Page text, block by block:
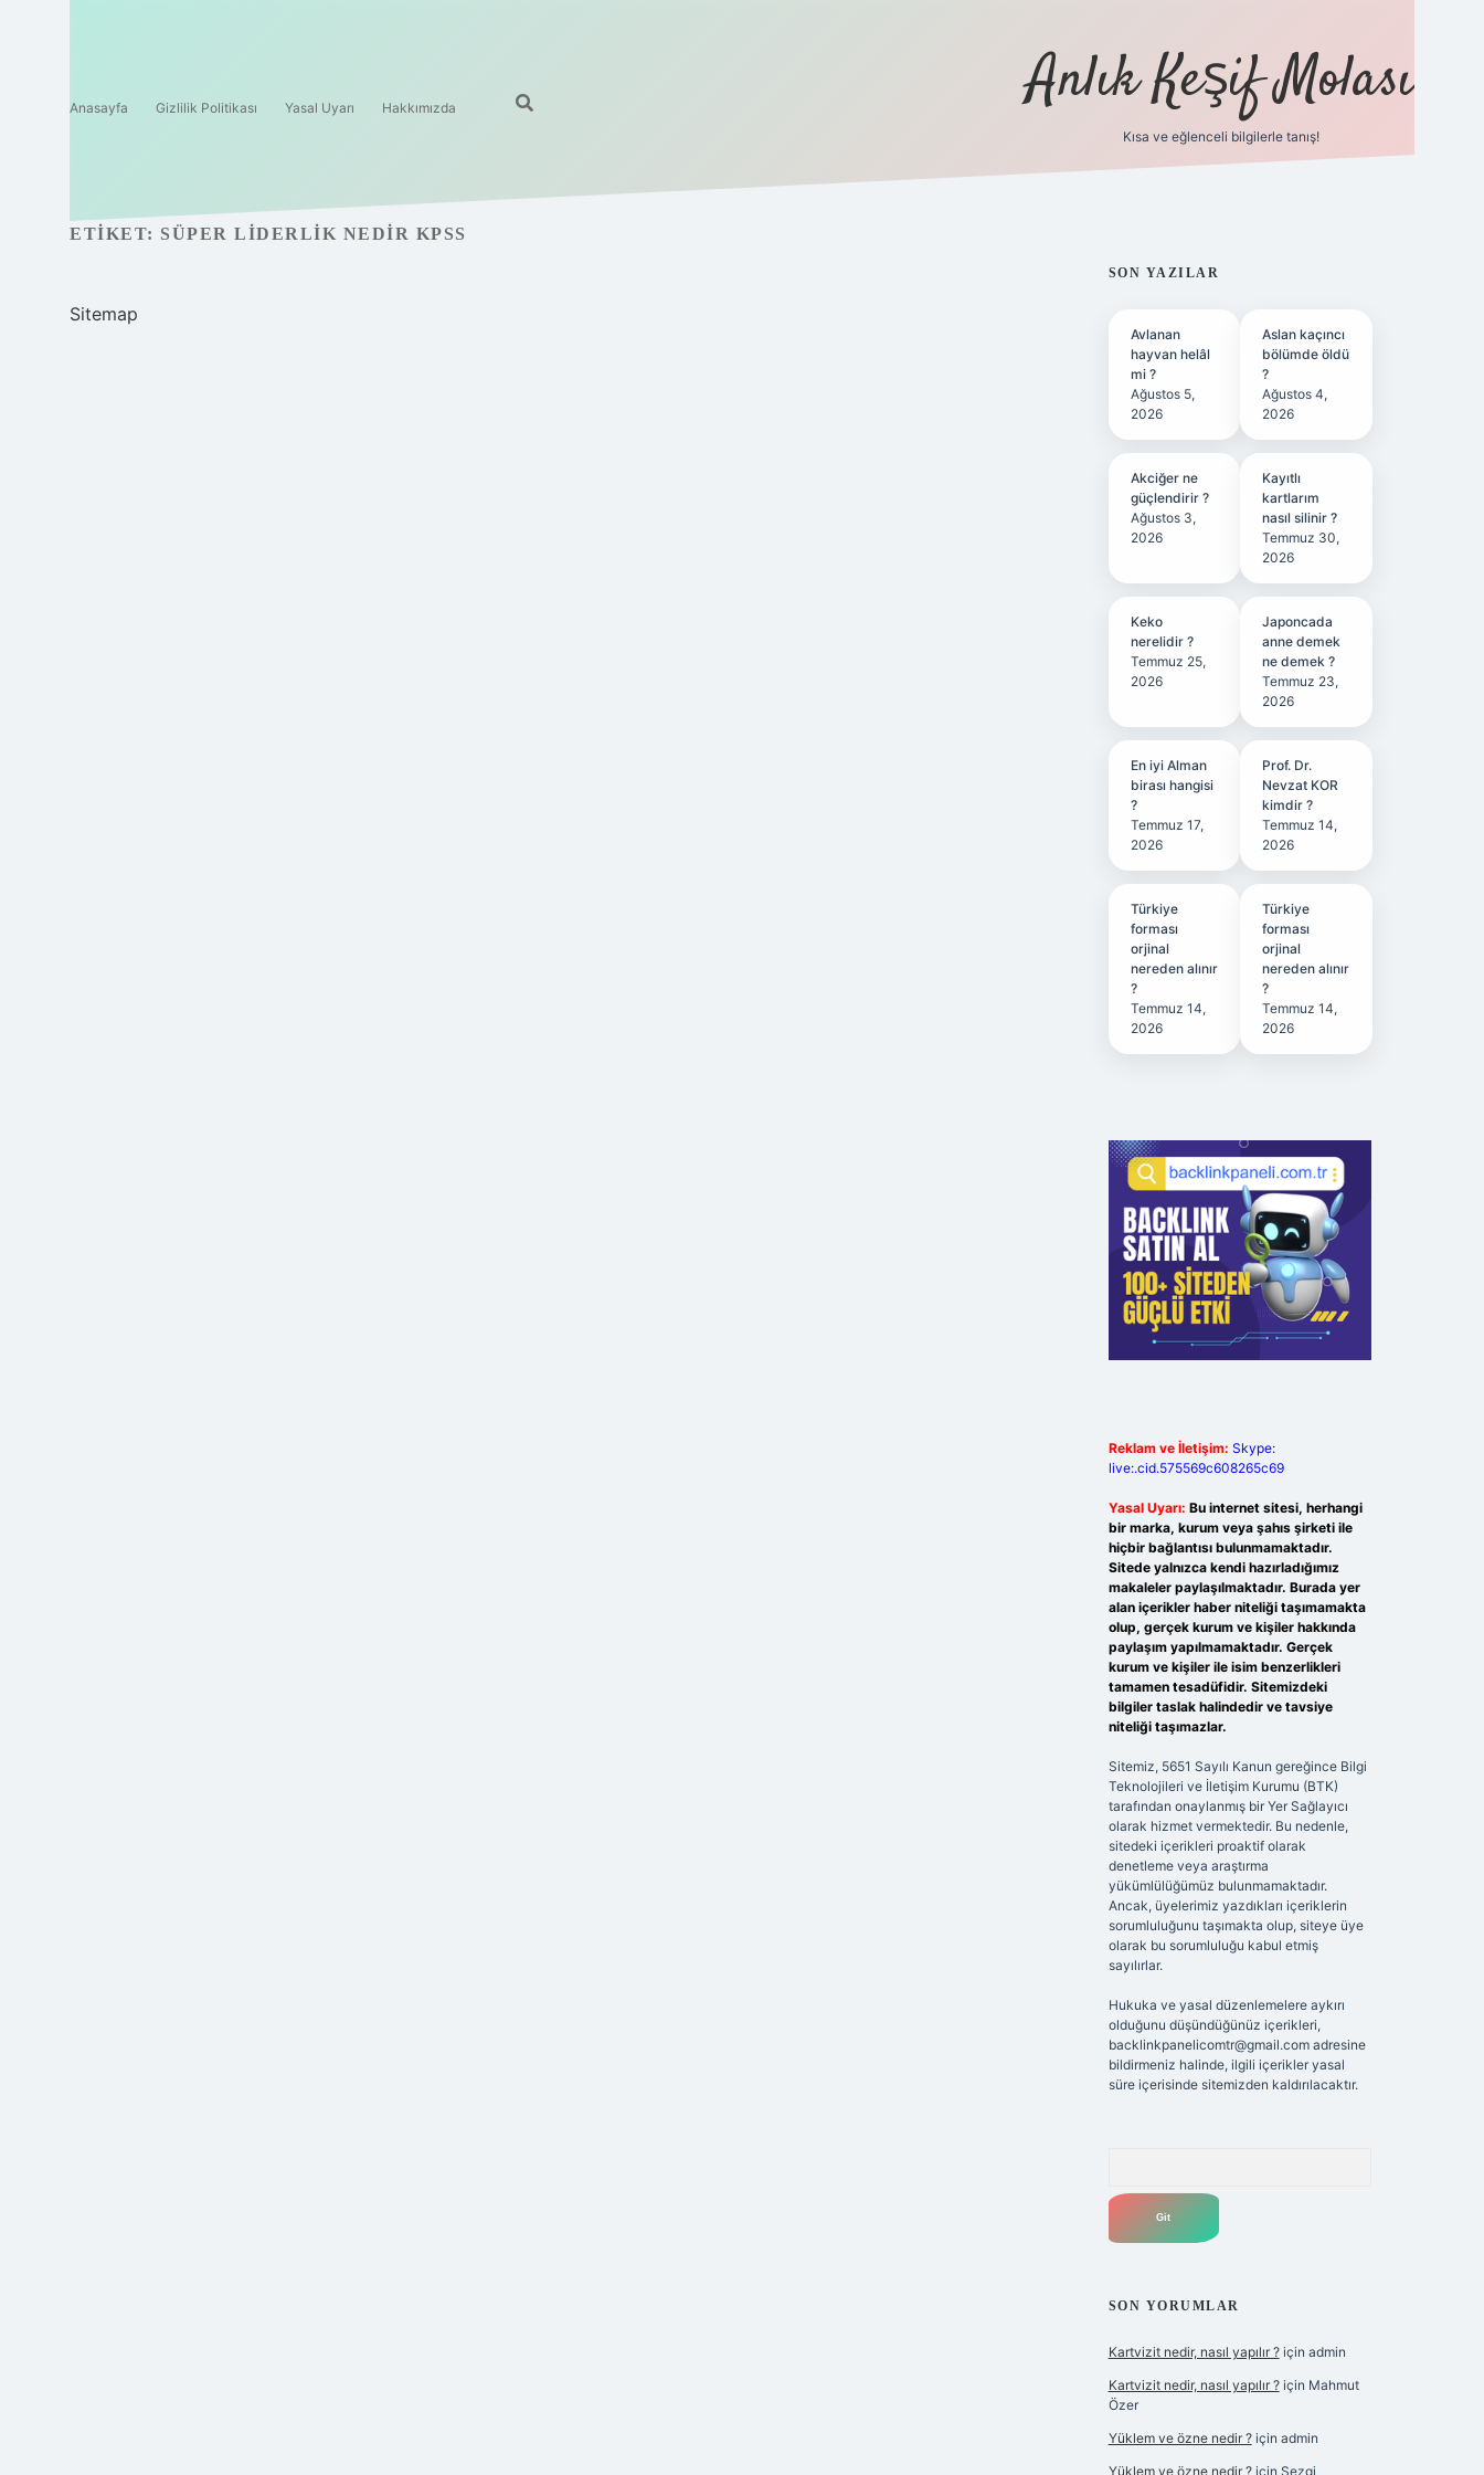
Anasayfa Gizlilik Politikası Yasal Uyarı Hakkımızda Anlık Keşif Molası
Kısa ve eğlenceli bilgilerle tanış!
ETIKET: SÜPER LIDERLIK NEDIR KPSS
Sitemap
SIDEBAR
SON YAZILAR
Avlanan
hayvan helâl
mi ?
Ağustos 5,
2026
Aslan kaçıncı
bölümde öldü
?
Ağustos 4,
2026
Akciğer ne
güçlendirir ?
Ağustos 3,
2026
Kayıtlı
kartlarım
nasıl silinir ?
Temmuz 30,
2026
Keko
nerelidir ?
Temmuz 25,
2026
Japoncada
anne demek
ne demek ?
Temmuz 23,
2026
En iyi Alman
birası hangisi
?
Temmuz 17,
2026
Prof. Dr.
Nevzat KOR
kimdir ?
Temmuz 14,
2026
Türkiye
forması
orjinal
nereden alınır
?
Temmuz 14,
2026
Türkiye
forması
orjinal
nereden alınır
?
Temmuz 14,
2026
Reklam ve İletişim: Skype:
live:.cid.575569c608265c69
Yasal Uyarı: Bu internet sitesi, herhangi
bir marka, kurum veya şahıs şirketi ile
hiçbir bağlantısı bulunmamaktadır.
Sitede yalnızca kendi hazırladığımız
makaleler paylaşılmaktadır. Burada yer
alan içerikler haber niteliği taşımamakta
olup, gerçek kurum ve kişiler hakkında
paylaşım yapılmamaktadır. Gerçek
kurum ve kişiler ile isim benzerlikleri
tamamen tesadüfidir. Sitemizdeki
bilgiler taslak halindedir ve tavsiye
niteliği taşımazlar.
Sitemiz, 5651 Sayılı Kanun gereğince Bilgi
Teknolojileri ve İletişim Kurumu (BTK)
tarafından onaylanmış bir Yer Sağlayıcı
olarak hizmet vermektedir. Bu nedenle,
sitedeki içerikleri proaktif olarak
denetleme veya araştırma
yükümlülüğümüz bulunmamaktadır.
Ancak, üyelerimiz yazdıkları içeriklerin
sorumluluğunu taşımakta olup, siteye üye
olarak bu sorumluluğu kabul etmiş
sayılırlar.
Hukuka ve yasal düzenlemelere aykırı
olduğunu düşündüğünüz içerikleri,
backlinkpanelicomtr@gmail.comadresine
bildirmeniz halinde, ilgili içerikler yasal
süre içerisinde sitemizden kaldırılacaktır.
SON YORUMLAR
Kartvizit nedir, nasıl yapılır ?için admin
Kartvizit nedir, nasıl yapılır ?için Mahmut
Özer
Yüklem ve özne nedir ?için admin
Yüklem ve özne nedir ?için Sezgi